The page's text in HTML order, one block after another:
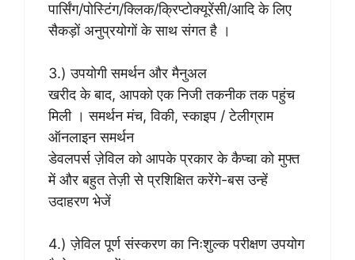
पार्सिंग/पोस्टिंग/क्लिक/क्रिप्टोक्यूरेंसी/आदि के लिए
सैकड़ों अनुप्रयोगों के साथ संगत है ।
3.) उपयोगी समर्थन और मैनुअल
खरीद के बाद, आपको एक निजी तकनीक तक पहुंच
मिली । समर्थन मंच, विकी, स्काइप / टेलीग्राम
ऑनलाइन समर्थन
डेवलपर्स ज़ेविल को आपके प्रकार के कैप्चा को मुफ्त
में और बहुत तेज़ी से प्रशिक्षित करेंगे-बस उन्हें
उदाहरण भेजें
4.) ज़ेविल पूर्ण संस्करण का निःशुल्क परीक्षण उपयोग